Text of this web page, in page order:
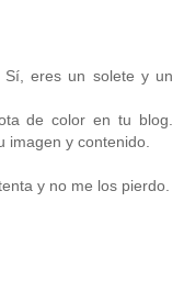
Sí, eres un solete y un
de color en tu blog.
imagen y contenido.
y no me los pierdo.